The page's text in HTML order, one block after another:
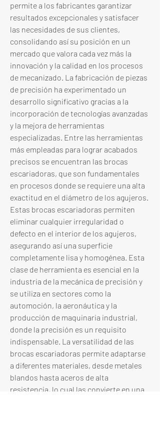
permite a los fabricantes garantizar
resultados excepcionales y satisfacer
las necesidades de sus clientes,
consolidando así su posición en un
mercado que valora cada vez más la
innovación y la calidad en los procesos
de mecanizado. La fabricación de piezas
de precisión ha experimentado un
desarrollo significativo gracias a la
incorporación de tecnologías avanzadas
y la mejora de herramientas
especializadas. Entre las herramientas
más empleadas para lograr acabados
precisos se encuentran las brocas
escariadoras, que son fundamentales
en procesos donde se requiere una alta
exactitud en el diámetro de los agujeros.
Estas brocas escariadoras permiten
eliminar cualquier irregularidad o
defecto en el interior de los agujeros,
asegurando así una superficie
completamente lisa y homogénea. Esta
clase de herramienta es esencial en la
industria de la mecánica de precisión y
se utiliza en sectores como la
automoción, la aeronáutica y la
producción de maquinaria industrial,
donde la precisión es un requisito
indispensable. La versatilidad de las
brocas escariadoras permite adaptarse
a diferentes materiales, desde metales
blandos hasta aceros de alta
resistencia, lo cual las convierte en una